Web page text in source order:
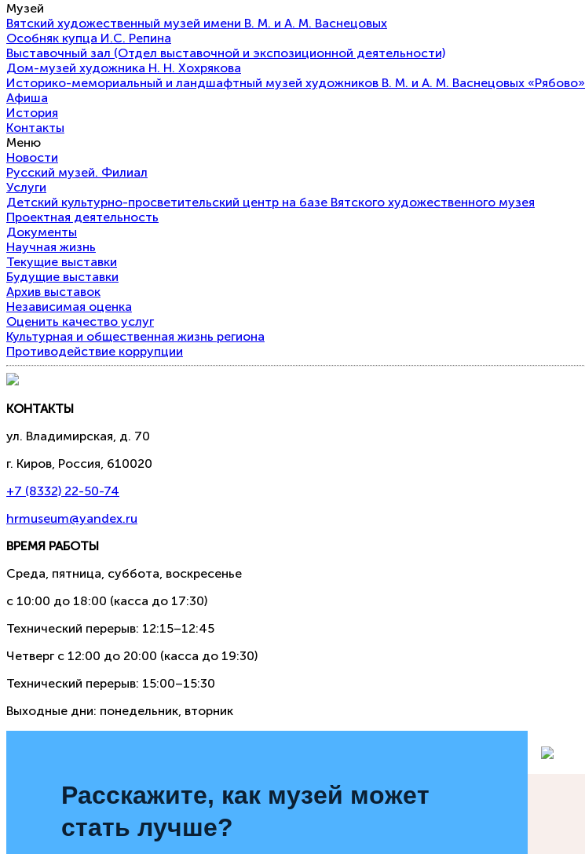
Музей
Вятский художественный музей имени В. М. и А. М. Васнецовых
Особняк купца И.С. Репина
Выставочный зал (Отдел выставочной и экспозиционной деятельности)
Дом-музей художника Н. Н. Хохрякова
Историко-мемориальный и ландшафтный музей художников В. М. и А. М. Васнецовых «Рябово»
Афиша
История
Контакты
Меню
Новости
Русский музей. Филиал
Услуги
Детский культурно-просветительский центр на базе Вятского художественного музея
Проектная деятельность
Документы
Научная жизнь
Текущие выставки
Будущие выставки
Архив выставок
Независимая оценка
Оценить качество услуг
Культурная и общественная жизнь региона
Противодействие коррупции
КОНТАКТЫ
ул. Владимирская, д. 70
г. Киров, Россия, 610020
+7 (8332) 22-50-74
hrmuseum@yandex.ru
ВРЕМЯ РАБОТЫ
Среда, пятница, суббота, воскресенье
с 10:00 до 18:00 (касса до 17:30)
Технический перерыв: 12:15–12:45
Четверг с 12:00 до 20:00 (касса до 19:30)
Технический перерыв: 15:00–15:30
Выходные дни: понедельник, вторник
Расскажите, как музей может
стать лучше?